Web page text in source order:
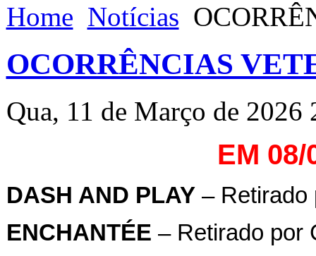
Home Notícias
OCORRÊNCIAS
Qua, 11 de Março de 2026
EM 08/
DASH AND PLAY– Retirado
ENCHANTÉE – Retirado por